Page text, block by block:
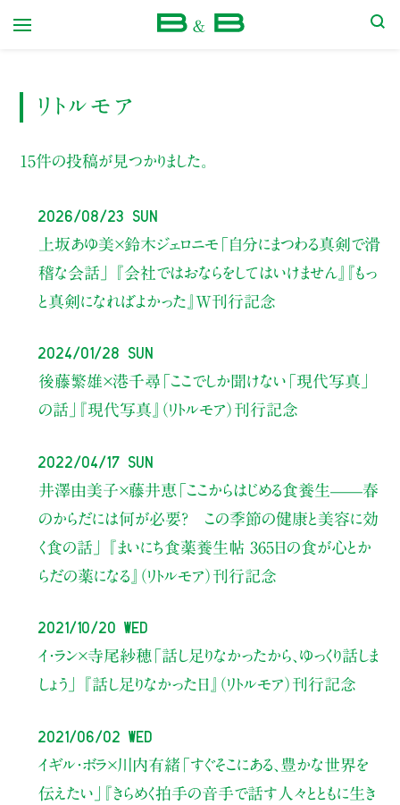
リトルモア
15件の投稿が見つかりました。
2026/08/23 Sun
上坂あゆ美×鈴木ジェロニモ 「自分にまつわる真剣で滑
稽な会話」
『会社ではおならをしてはいけません』『もっ
と真剣になればよかった』W刊行記念
2024/01/28 Sun
後藤繁雄×港千尋 「ここでしか聞けない「現代写真」
の話」
『現代写真』（リトルモア）刊行記念
2022/04/17 Sun
井澤由美子×藤井恵 「ここからはじめる食養生——春
のからだには何が必要？ この季節の健康と美容に効
く食の話」
『まいにち食薬養生帖 365日の食が心とか
らだの薬になる』（リトルモア）刊行記念
2021/10/20 Wed
イ・ラン×寺尾紗穂 「話し足りなかったから、ゆっくり話しま
しょう」 『話し足りなかった日』（リトルモア）刊行記念
2021/06/02 Wed
イギル・ボラ×川内有緒 「すぐそこにある、豊かな世界を
伝えたい」
『きらめく拍手の音手で話す人々とともに生き